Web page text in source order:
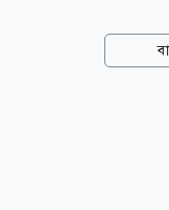
নিয়ে উদ্বেগ সৃষ্টি করে।
মন্ত্রণালয়ে সাংবাদিকদের